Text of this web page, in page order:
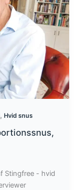
, Hvid snus
Stingfree - hvid